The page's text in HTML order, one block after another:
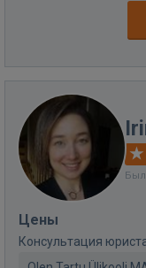
Был
Цены
Консультация